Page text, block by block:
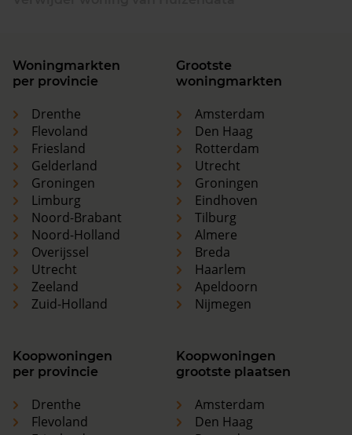
Woningmarkten
per provincie
Drenthe
Flevoland
Friesland
Gelderland
Groningen
Limburg
Noord-Brabant
Noord-Holland
Overijssel
Utrecht
Zeeland
Zuid-Holland
Grootste
woningmarkten
Amsterdam
Den Haag
Rotterdam
Utrecht
Groningen
Eindhoven
Tilburg
Almere
Breda
Haarlem
Apeldoorn
Nijmegen
Koopwoningen
per provincie
Drenthe
Flevoland
Koopwoningen
grootste plaatsen
Amsterdam
Den Haag